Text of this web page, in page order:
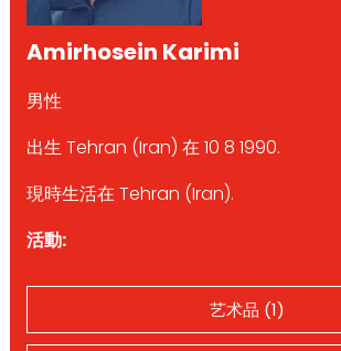
Amirhosein Karimi
男性
出生 Tehran (Iran) 在 10 8 1990.
現時生活在 Tehran (Iran).
活動:
艺术品 (1)